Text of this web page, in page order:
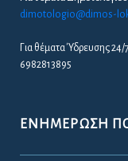
dimotologio@dimos-
Για θέματα Ύδρευσης 24/
6982813895
ΕΝΗΜΈΡΩΣΗ